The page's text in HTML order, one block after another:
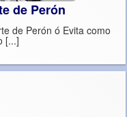
de Perón
de Perón ó Evita como
el pueblo la supo bautizar, con tan solo [...]